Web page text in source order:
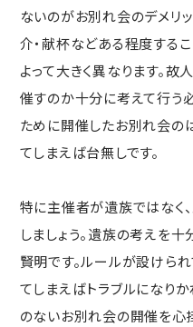
ないのがお別れ会のデメリ
介・献杯などある程度する
よって大きく異なります。
催すのか十分に考えて行う
ために開催したお別れ会の
てしまえば台無しです。
特に主催者が遺族ではなく
しましょう。遺族の考えを
賢明です。ルールが設けら
てしまえばトラブルになり
のないお別れ会の開催を心